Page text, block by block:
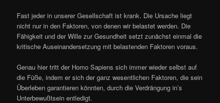
Fast jeder in unserer Gesellschaft ist krank. Die Ursache liegt
nicht nur in den Faktoren, von denen wir belastet werden. Die
Fähigkeit und der Wille zur Gesundheit setzt zunächst einmal die
kritische Auseinandersetzung mit belastenden Faktoren voraus.
Genau hier tritt der Homo Sapiens sich immer wieder selbst auf
die Füße, indem er sich der ganz wesentlichen Faktoren, die sein
Überleben garantieren könnten, durch die Verdrängung in’s
Unterbewußtsein entledigt.